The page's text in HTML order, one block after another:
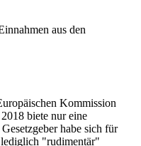
aus den
Kommission
biete nur eine
habe sich für
lediglich "rudimentär"